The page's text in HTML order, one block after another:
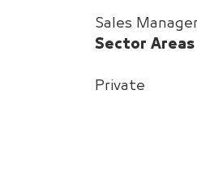
Sales
Sector Areas
Private